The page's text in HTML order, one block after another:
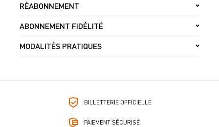
RÉABONNEMENT
ABONNEMENT FIDÉLITÉ
MODALITÉS PRATIQUES
BILLETTERIE OFFICIELLE
PAIEMENT SÉCURISÉ